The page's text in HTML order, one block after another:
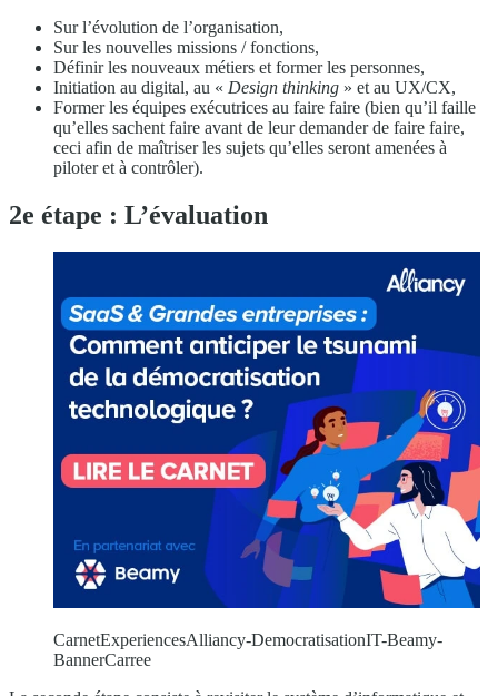
Sur l’évolution de l’organisation,
Sur les nouvelles missions / fonctions,
Définir les nouveaux métiers et former les personnes,
Initiation au digital, au « Design thinking » et au UX/CX,
Former les équipes exécutrices au faire faire (bien qu’il faille
qu’elles sachent faire avant de leur demander de faire faire,
ceci afin de maîtriser les sujets qu’elles seront amenées à
piloter et à contrôler).
2e étape : L’évaluation
CarnetExperiencesAlliancy-DemocratisationIT-Beamy-
BannerCarree